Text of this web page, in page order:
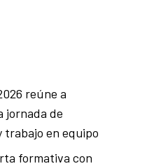
reúne a
jornada de
trabajo en equipo
formativa con